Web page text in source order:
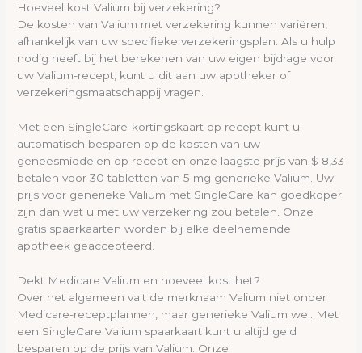
Hoeveel kost Valium bij verzekering?
De kosten van Valium met verzekering kunnen variëren,
afhankelijk van uw specifieke verzekeringsplan. Als u hulp
nodig heeft bij het berekenen van uw eigen bijdrage voor
uw Valium-recept, kunt u dit aan uw apotheker of
verzekeringsmaatschappij vragen.
Met een SingleCare-kortingskaart op recept kunt u
automatisch besparen op de kosten van uw
geneesmiddelen op recept en onze laagste prijs van $ 8,33
betalen voor 30 tabletten van 5 mg generieke Valium. Uw
prijs voor generieke Valium met SingleCare kan goedkoper
zijn dan wat u met uw verzekering zou betalen. Onze
gratis spaarkaarten worden bij elke deelnemende
apotheek geaccepteerd.
Dekt Medicare Valium en hoeveel kost het?
Over het algemeen valt de merknaam Valium niet onder
Medicare-receptplannen, maar generieke Valium wel. Met
een SingleCare Valium spaarkaart kunt u altijd geld
besparen op de prijs van Valium. Onze